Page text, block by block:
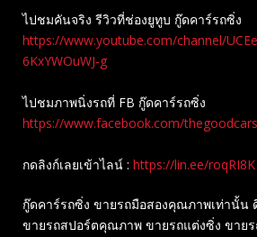
ไปชมคันจริง รีวิวที่ช่องยู​ทูบ​ กู๊ดคาร์รถซิ่ง
https://www.youtube.com/channel/
6KxYWOuWJ-g
ไปชมภาพนิ่งรถที่ FB กู๊ดคาร์รถซิ่ง
https://www.facebook.com/
กดลิงก์เลยเข้าไลน์ : https://lin.ee/roqRI8K
กู๊ดคาร์รถซิ่ง ขายรถมือสองคุณภาพเท่านั้น
ขายรถสปอร์ตคุณภาพ ขายรถแต่งซิ่ง ขาย